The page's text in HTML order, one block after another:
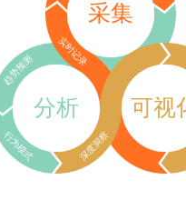
采集
实时记录
分析
趋势预测
行为模式 深度洞察
可视